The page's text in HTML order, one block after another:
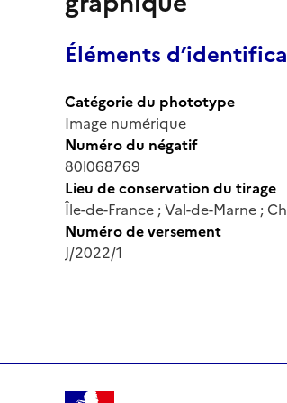
Éléments
Catégorie du phototype
Image numérique
Numéro du négatif
80l068769
Lieu de conservation du tirage
Île-de-France ; Val-de-Marne ;
Numéro de versement
J/2022/1